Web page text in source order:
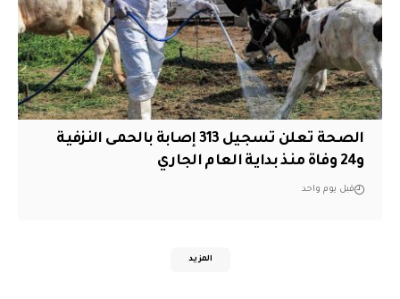
الصحة تعلن تسجيل 313 إصابة بالحمى النزفية
و24 وفاة منذ بداية العام الجاري
قبل يوم واحد
المزيد